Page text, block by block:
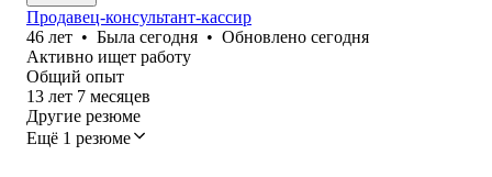
Продавец-консультант-кассир
46 лет • Была сегодня • Обновлено сегодня
Активно ищет работу
Общий опыт
13 лет 7 месяцев
Другие резюме
Ещё 1 резюме